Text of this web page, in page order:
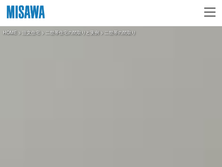
HOME > 注文住宅 > 二世帯住宅の間取りと実例> 二世帯の間取り